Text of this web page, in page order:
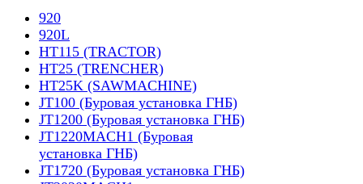
920
920L
HT115 (TRACTOR)
HT25 (TRENCHER)
HT25K (SAWMACHINE)
JT100 (Буровая установка ГНБ)
JT1200 (Буровая установка ГНБ)
JT1220MACH1 (Буровая
установка ГНБ)
JT1720 (Буровая установка ГНБ)